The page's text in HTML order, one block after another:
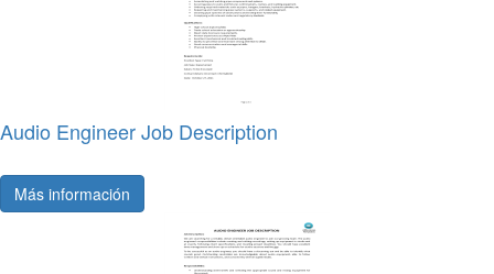
Audio Engineer Job Description
Más información